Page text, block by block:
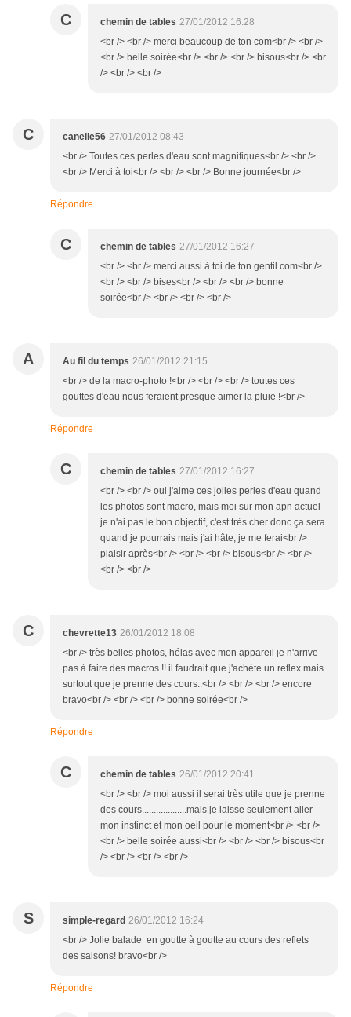
C chemin de tables 27/01/2012 16:28
<br /> <br /> merci beaucoup de ton com<br /> <br />
<br /> belle soirée<br /> <br /> <br /> bisous<br /> <br
/> <br /> <br />
C canelle56 27/01/2012 08:43
<br /> Toutes ces perles d'eau sont magnifiques<br /> <br />
<br /> Merci à toi<br /> <br /> <br /> Bonne journée<br />
Répondre
C chemin de tables 27/01/2012 16:27
<br /> <br /> merci aussi à toi de ton gentil com<br />
<br /> <br /> bises<br /> <br /> <br /> bonne
soirée<br /> <br /> <br /> <br />
A Au fil du temps 26/01/2012 21:15
<br /> de la macro-photo !<br /> <br /> <br /> toutes ces
gouttes d'eau nous feraient presque aimer la pluie !<br />
Répondre
C chemin de tables 27/01/2012 16:27
<br /> <br /> oui j'aime ces jolies perles d'eau quand
les photos sont macro, mais moi sur mon apn actuel
je n'ai pas le bon objectif, c'est très cher donc ça sera
quand je pourrais mais j'ai hâte, je me ferai<br />
plaisir après<br /> <br /> <br /> bisous<br /> <br />
<br /> <br />
C chevrette13 26/01/2012 18:08
<br /> très belles photos, hélas avec mon appareil je n'arrive
pas à faire des macros !! il faudrait que j'achète un reflex mais
surtout que je prenne des cours..<br /> <br /> <br /> encore
bravo<br /> <br /> <br /> bonne soirée<br />
Répondre
C chemin de tables 26/01/2012 20:41
<br /> <br /> moi aussi il serai très utile que je prenne
des cours...................mais je laisse seulement aller
mon instinct et mon oeil pour le moment<br /> <br />
<br /> belle soirée aussi<br /> <br /> <br /> bisous<br
/> <br /> <br /> <br />
S simple-regard 26/01/2012 16:24
<br /> Jolie balade en goutte à goutte au cours des reflets
des saisons! bravo<br />
Répondre